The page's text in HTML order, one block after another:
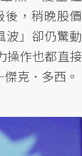
後，稍晚股價
波」卻仍驚動
操作也都直接
克．多西。